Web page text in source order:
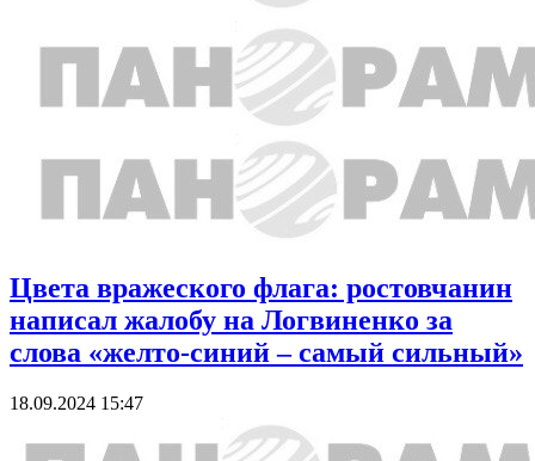
Цвета вражеского флага: ростовчанин
написал жалобу на Логвиненко за
слова «желто-синий – самый сильный»
18.09.2024 15:47